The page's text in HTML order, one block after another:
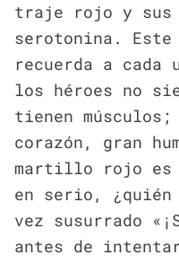
traje rojo y sus
serotonina. Este
recuerda a cada
los héroes no
tienen
corazón, gran
martillo rojo es
en serio, ¿quién
vez susurrado
antes de